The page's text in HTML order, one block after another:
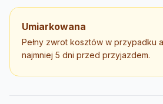
Umiarkowana
Pełny zwrot kosztów w przypadku
najmniej 5 dni przed przyjazdem.